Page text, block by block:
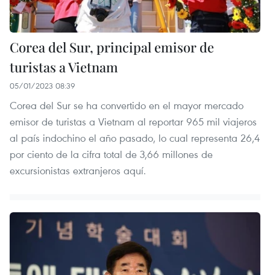
Corea del Sur, principal emisor de
turistas a Vietnam
05/01/2023 08:39
Corea del Sur se ha convertido en el mayor mercado
emisor de turistas a Vietnam al reportar 965 mil viajeros
al país indochino el año pasado, lo cual representa 26,4
por ciento de la cifra total de 3,66 millones de
excursionistas extranjeros aquí.